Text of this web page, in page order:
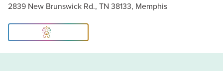
2839 New Brunswick Rd., TN 38133, Memphis